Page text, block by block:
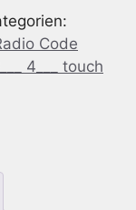
Code
4___ touch